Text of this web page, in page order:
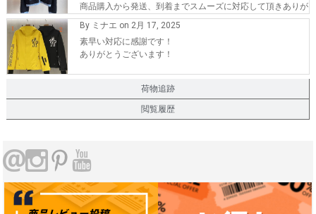
荷物追跡
閲覧履歴
商品購入から発送、到着までスムーズに対応して頂きありが
とうございます。
また、機会が有れば購入したいです。
By ミナエ on 2月 17, 2025
素早い対応に感謝です！
ありがとうございます！